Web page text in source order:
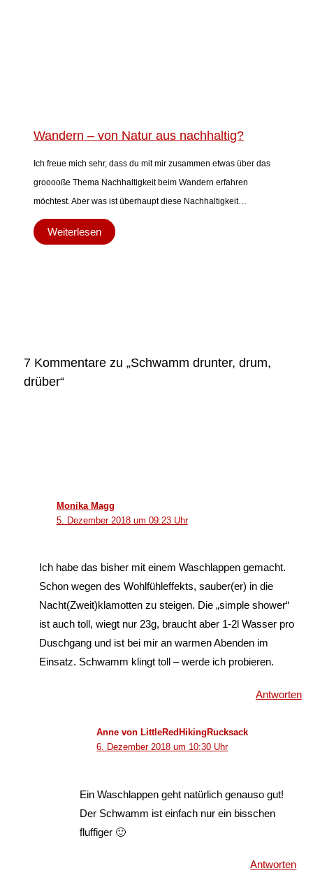
Wandern – von Natur aus nachhaltig?
Ich freue mich sehr, dass du mit mir zusammen etwas über das
grooooße Thema Nachhaltigkeit beim Wandern erfahren
möchtest. Aber was ist überhaupt diese Nachhaltigkeit…
Weiterlesen
7 Kommentare zu „Schwamm drunter, drum,
drüber“
Monika Magg
5. Dezember 2018 um 09:23 Uhr
Ich habe das bisher mit einem Waschlappen gemacht.
Schon wegen des Wohlfühleffekts, sauber(er) in die
Nacht(Zweit)klamotten zu steigen. Die „simple shower“
ist auch toll, wiegt nur 23g, braucht aber 1-2l Wasser pro
Duschgang und ist bei mir an warmen Abenden im
Einsatz. Schwamm klingt toll – werde ich probieren.
Antworten
Anne von LittleRedHikingRucksack
6. Dezember 2018 um 10:30 Uhr
Ein Waschlappen geht natürlich genauso gut!
Der Schwamm ist einfach nur ein bisschen
fluffiger 🙂
Antworten